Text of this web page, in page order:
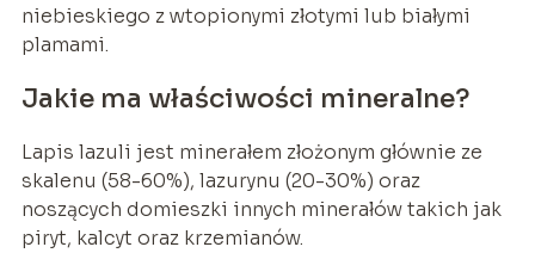
niebieskiego z wtopionymi złotymi lub białymi
plamami.
Jakie ma właściwości mineralne?
Lapis lazuli jest minerałem złożonym głównie ze
skalenu (58-60%), lazurynu (20-30%) oraz
noszących domieszki innych minerałów takich jak
piryt, kalcyt oraz krzemianów.